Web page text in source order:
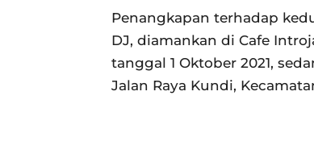
Penangkapan terhadap
DJ, diamankan di Cafe
tanggal 1 Oktober 2021,
Jalan Raya Kundi,